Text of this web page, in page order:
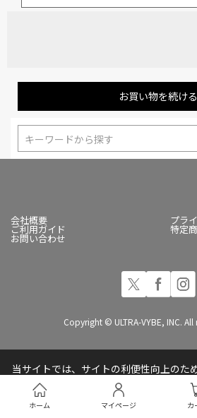
ホーム マイページ カ
お買い物を続ける
キーワードから探す
会社概要 プラ
ご利用ガイド 特定
お問い合わせ
Copyright © ULTRA-VYBE, INC. All
当サイトでは、サイトの利便性向上のた
キー(Cookie)を使用しています
プライバシーポリシー